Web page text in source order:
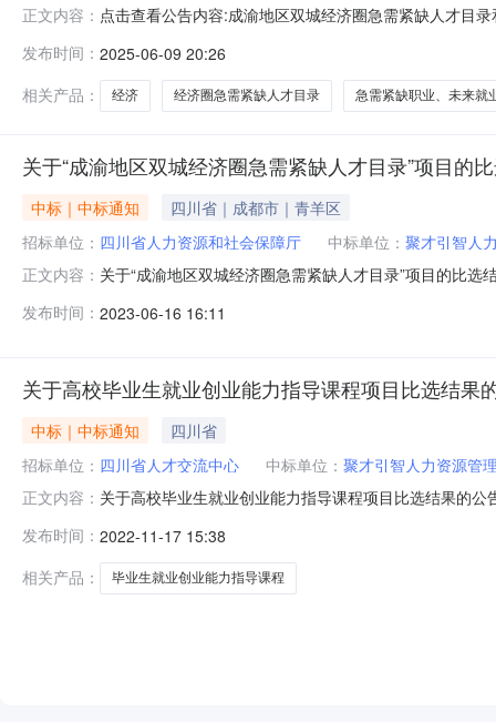
正文内容： 点击查看公告内容:成渝地区双城经济圈急需紧缺人才目
四省涉藏州县急需紧缺职业、未来就业需求目录编制项
色路236号新华之星A
发布时间： 2025-06-09 20:26
相关产品：
经济 经济圈急需紧缺人才目录 急需紧缺职业、未来就
关于“成渝地区双城经济圈急需紧缺人才目录”项目的
中标｜中标通知
四川省｜成都市｜青羊区
招标单位： 四川省人力资源和社会保障厅 中标单位： 聚才引智人
正文内容： 关于“成渝地区双城经济圈急需紧缺人才目录”项目的比
急需紧缺人才目录”项目的中选人。特此公告。四川省人
发布时间： 2023-06-16 16:11
关于高校毕业生就业创业能力指导课程项目比选结果
中标｜中标通知
四川省
招标单位： 四川省人才交流中心 中标单位： 聚才引智人力资源管
正文内容： 关于高校毕业生就业创业能力指导课程项目比选结果的
028-86139530。特此公告。四川省人才交流中心2022年
发布时间： 2022-11-17 15:38
相关产品：
毕业生就业创业能力指导课程